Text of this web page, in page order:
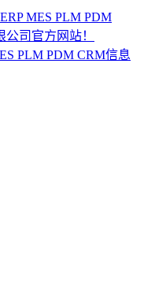
MES PLM PDM
司官方网站！